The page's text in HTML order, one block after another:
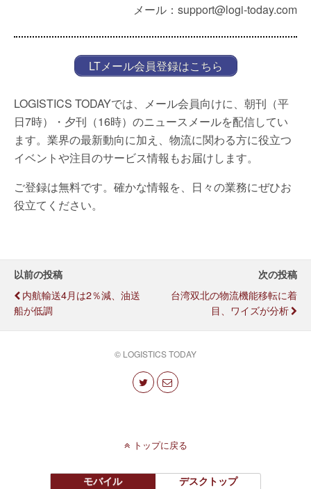
メール：support@logi-today.com
LTメール会員登録はこちら
LOGISTICS TODAYでは、メール会員向けに、朝刊（平
日7時）・夕刊（16時）のニュースメールを配信してい
ます。業界の最新動向に加え、物流に関わる方に役立つ
イベントや注目のサービス情報もお届けします。
ご登録は無料です。確かな情報を、日々の業務にぜひお
役立てください。
以前の投稿
内航輸送4月は2％減、油送
船が低調
次の投稿
台湾双北の物流機能移転に着
目、ワイズが分析
© LOGISTICS TODAY
トップに戻る
モバイル デスクトップ